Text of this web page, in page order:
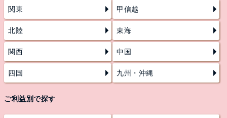
関東 甲信越
北陸 東海
関西 中国
四国 九州・沖縄
ご利益別で探す